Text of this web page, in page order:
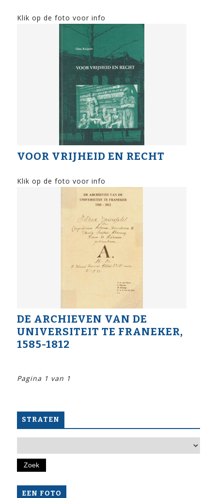
Klik op de foto voor info
VOOR VRIJHEID EN RECHT
Klik op de foto voor info
DE ARCHIEVEN VAN DE
UNIVERSITEIT TE FRANEKER,
1585-1812
Pagina 1 van 1
STRATEN
EEN FOTO